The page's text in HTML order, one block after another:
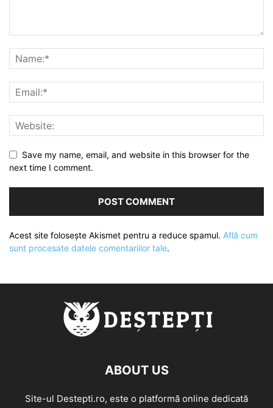
Save my name, email, and website in this browser for the
next time I comment.
Acest site folosește Akismet pentru a reduce spamul. Află cum
sunt procesate datele comentariilor tale.
ABOUT US
Site-ul Destepti.ro, este o platformă online dedicată